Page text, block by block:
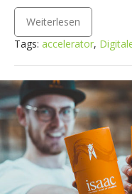
Weiterlesen
Tags: accelerator,